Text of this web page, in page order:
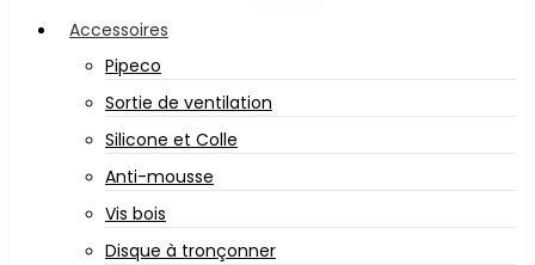
Accessoires
Pipeco
Sortie de ventilation
Silicone et Colle
Anti-mousse
Vis bois
Disque à tronçonner